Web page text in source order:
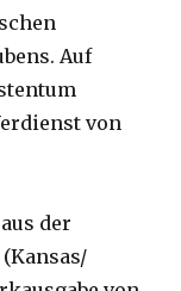
Auf
von
der